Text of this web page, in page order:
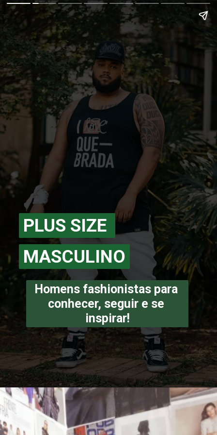
Homens fashionistas para
conhecer, seguir e se
inspirar!
PLUS SIZE
MASCULINO
PLUS SIZE
MASCULINO